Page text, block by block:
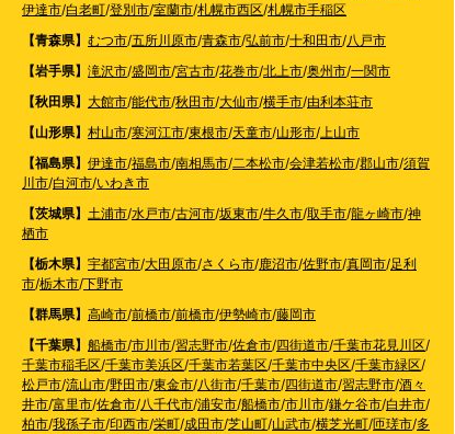
伊達市/白老町/登別市/室蘭市/札幌市西区/札幌市手稲区
【青森県】 むつ市/五所川原市/青森市/弘前市/十和田市/八戸市
【岩手県】 滝沢市/盛岡市/宮古市/花巻市/北上市/奥州市/一関市
【秋田県】 大館市/能代市/秋田市/大仙市/横手市/由利本荘市
【山形県】 村山市/寒河江市/東根市/天童市/山形市/上山市
【福島県】 伊達市/福島市/南相馬市/二本松市/会津若松市/郡山市/須賀
川市/白河市/いわき市
【茨城県】 土浦市/水戸市/古河市/坂東市/牛久市/取手市/龍ヶ崎市/神
栖市
【栃木県】 宇都宮市/大田原市/さくら市/鹿沼市/佐野市/真岡市/足利
市/栃木市/下野市
【群馬県】 高崎市/前橋市/前橋市/伊勢崎市/藤岡市
【千葉県】 船橋市/市川市/習志野市/佐倉市/四街道市/千葉市花見川区/
千葉市稲毛区/千葉市美浜区/千葉市若葉区/千葉市中央区/千葉市緑区/
松戸市/流山市/野田市/東金市/八街市/千葉市/四街道市/習志野市/酒々
井市/富里市/佐倉市/八千代市/浦安市/船橋市/市川市/鎌ケ谷市/白井市/
柏市/我孫子市/印西市/栄町/成田市/芝山町/山武市/横芝光町/匝瑳市/多